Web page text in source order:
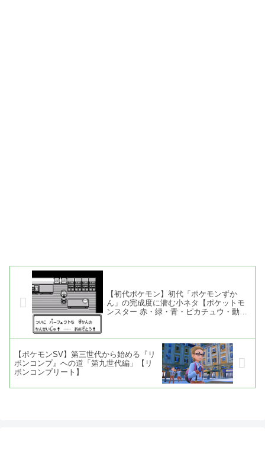
【初代ポケモン】初代「ポケモンずか
ん」の完成度に潜む小ネタ【ポケットモ
ンスター 赤・緑・青・ピカチュウ・動画
【ポケモンSV】第三世代から始める『リ
ボンコンプ』への道「第九世代編」【リ
ボンコンプリート】